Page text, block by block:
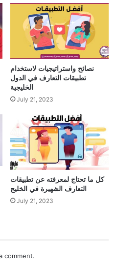
نصائح واستراتيجيات لاستخدام
تطبيقات التعارف في الدول
الخليجية
July 21, 2023
كل ما تحتاج لمعرفته عن تطبيقات
التعارف الشهيرة في الخليج
July 21, 2023
comment.